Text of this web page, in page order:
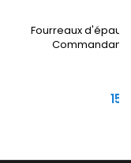
Fourreaux
Commandant
Prix